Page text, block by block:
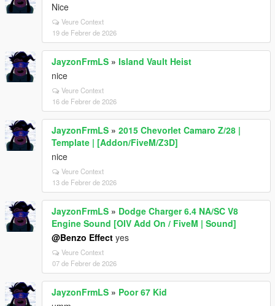
Nice
Veure Context
19 de Febrer de 2026
JayzonFrmLS » Island Vault Heist
nice
Veure Context
16 de Febrer de 2026
JayzonFrmLS » 2015 Chevorlet Camaro Z/28 |
Template | [Addon/FiveM/Z3D]
nice
Veure Context
13 de Febrer de 2026
JayzonFrmLS » Dodge Charger 6.4 NA/SC V8
Engine Sound [OIV Add On / FiveM | Sound]
@Benzo Effect yes
Veure Context
07 de Febrer de 2026
JayzonFrmLS » Poor 67 Kid